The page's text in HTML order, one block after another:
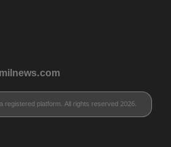
registered platform. All rights reserved 2026.